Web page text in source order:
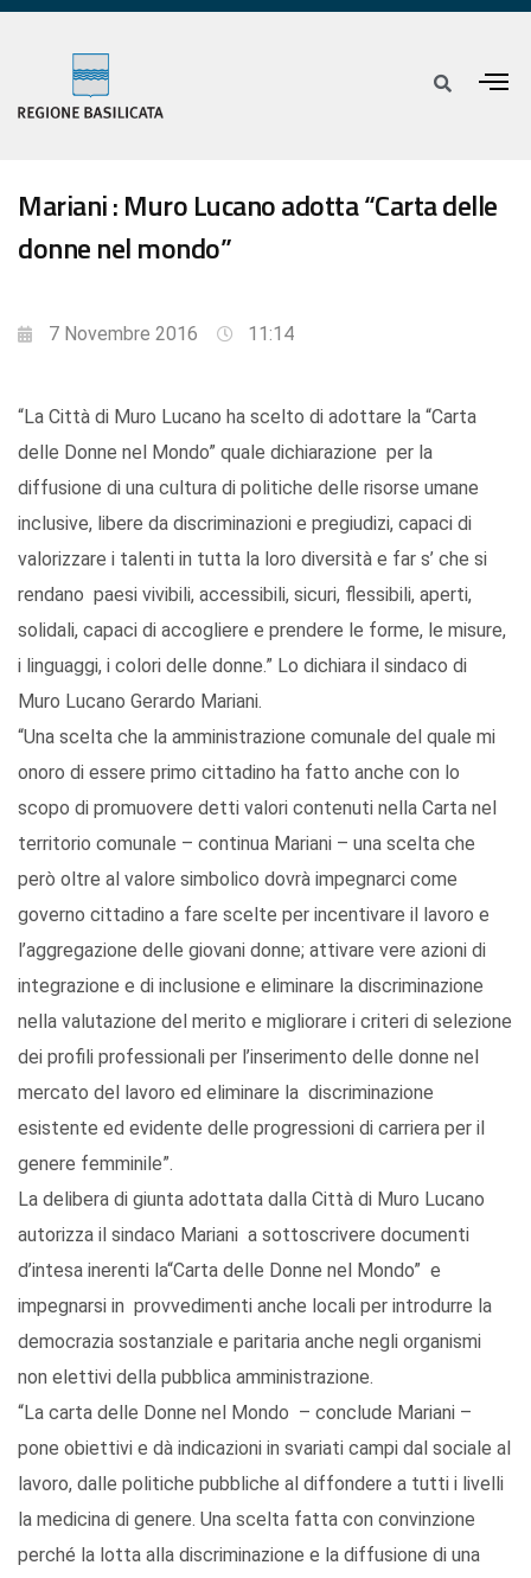
Mariani : Muro Lucano adotta “Carta delle
donne nel mondo”
7 Novembre 2016 11:14
“La Città di Muro Lucano ha scelto di adottare la “Carta
delle Donne nel Mondo” quale dichiarazione per la
diffusione di una cultura di politiche delle risorse umane
inclusive, libere da discriminazioni e pregiudizi, capaci di
valorizzare i talenti in tutta la loro diversità e far s’ che si
rendano paesi vivibili, accessibili, sicuri, flessibili, aperti,
solidali, capaci di accogliere e prendere le forme, le misure,
i linguaggi, i colori delle donne.” Lo dichiara il sindaco di
Muro Lucano Gerardo Mariani.
“Una scelta che la amministrazione comunale del quale mi
onoro di essere primo cittadino ha fatto anche con lo
scopo di promuovere detti valori contenuti nella Carta nel
territorio comunale – continua Mariani – una scelta che
però oltre al valore simbolico dovrà impegnarci come
governo cittadino a fare scelte per incentivare il lavoro e
l’aggregazione delle giovani donne; attivare vere azioni di
integrazione e di inclusione e eliminare la discriminazione
nella valutazione del merito e migliorare i criteri di selezione
dei profili professionali per l’inserimento delle donne nel
mercato del lavoro ed eliminare la discriminazione
esistente ed evidente delle progressioni di carriera per il
genere femminile”.
La delibera di giunta adottata dalla Città di Muro Lucano
autorizza il sindaco Mariani a sottoscrivere documenti
d’intesa inerenti la“Carta delle Donne nel Mondo” e
impegnarsi in provvedimenti anche locali per introdurre la
democrazia sostanziale e paritaria anche negli organismi
non elettivi della pubblica amministrazione.
“La carta delle Donne nel Mondo – conclude Mariani –
pone obiettivi e dà indicazioni in svariati campi dal sociale al
lavoro, dalle politiche pubbliche al diffondere a tutti i livelli
la medicina di genere. Una scelta fatta con convinzione
perché la lotta alla discriminazione e la diffusione di una